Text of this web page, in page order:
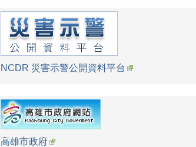
NCDR 災害示警公開資料平台
高雄市政府